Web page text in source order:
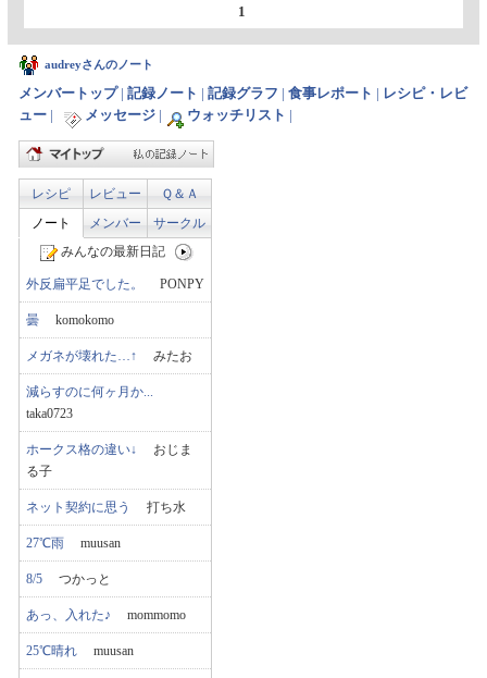
1
audreyさんのノート
メンバートップ| 記録ノート 記録グラフ 食事レポート
レシピ・レビ
ュー
メッセージ ウォッチリスト
レシピ レビュー
Ｑ＆Ａ
ノート
メンバー
サークル
みんなの最新日記
外反扁平足でした。 PONPY
曇 komokomo
メガネが壊れた…↑ みたお
減らすのに何ヶ月か...
taka0723
ホークス格の違い↓ おじま
る子
ネット契約に思う 打ち水
27℃雨 muusan
8/5 つかっと
あっ、入れた♪ mommomo
25℃晴れ muusan